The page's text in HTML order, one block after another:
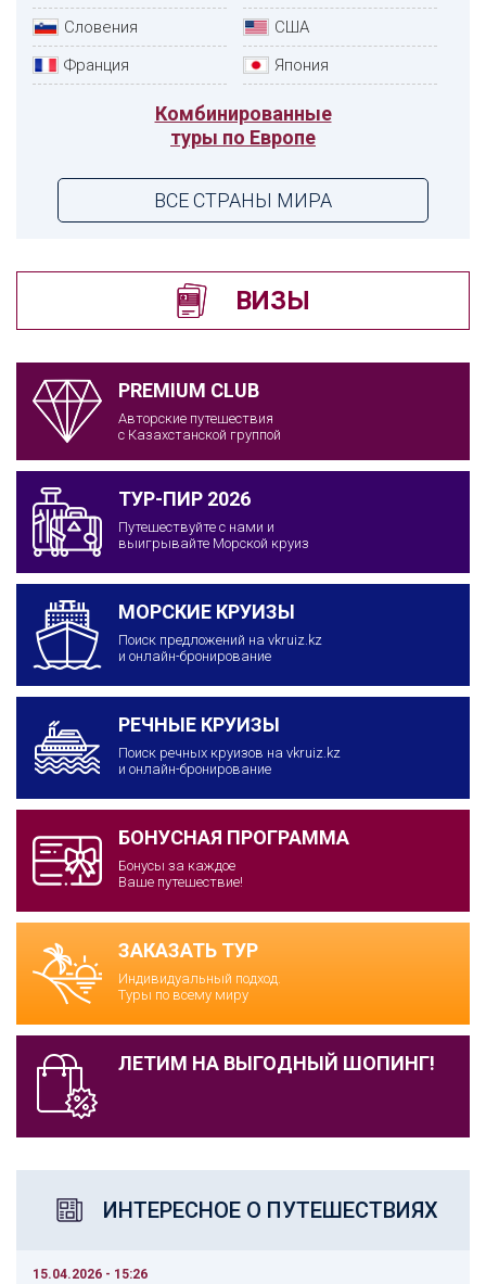
Словения
США
Франция
Япония
Комбинированные
туры по Европе
ВСЕ СТРАНЫ МИРА
ВИЗЫ
PREMIUM CLUB
Авторские путешествия
с Казахстанской группой
ТУР-ПИР 2026
Путешествуйте с нами и
выигрывайте Морской круиз
МОРСКИЕ КРУИЗЫ
Поиск предложений на vkruiz.kz
и онлайн-бронирование
РЕЧНЫЕ КРУИЗЫ
Поиск речных круизов на vkruiz.kz
и онлайн-бронирование
БОНУСНАЯ ПРОГРАММА
Бонусы за каждое
Ваше путешествие!
ЗАКАЗАТЬ ТУР
Индивидуальный подход.
Туры по всему миру
ЛЕТИМ НА ВЫГОДНЫЙ ШОПИНГ!
ИНТЕРЕСНОЕ О ПУТЕШЕСТВИЯХ
15.04.2026 - 15:26